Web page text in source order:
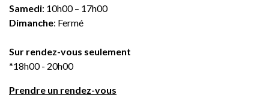
Samedi: 10h00 – 17h00
Dimanche: Fermé
Sur rendez-vous seulement
*18h00 - 20h00
Prendre un rendez-vous